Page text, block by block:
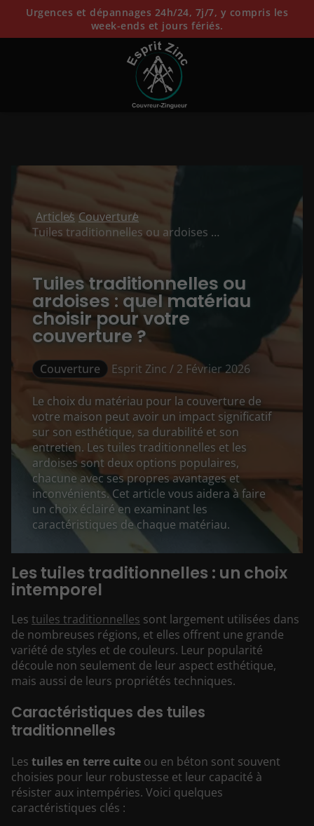
Urgences et dépannages 24h/24, 7j/7, y compris les
week-ends et jours fériés.
Articles Couverture
Tuiles traditionnelles ou ardoises : quel matériau choisir pour votre couverture ?
Tuiles traditionnelles ou
ardoises : quel matériau
choisir pour votre
couverture ?
Couverture Esprit Zinc / 2 Février 2026
Le choix du matériau pour la couverture de
votre maison peut avoir un impact significatif
sur son esthétique, sa durabilité et son
entretien. Les tuiles traditionnelles et les
ardoises sont deux options populaires,
chacune avec ses propres avantages et
inconvénients. Cet article vous aidera à faire
un choix éclairé en examinant les
caractéristiques de chaque matériau.
Les tuiles traditionnelles : un choix
intemporel
Les tuiles traditionnelles sont largement utilisées dans
de nombreuses régions, et elles offrent une grande
variété de styles et de couleurs. Leur popularité
découle non seulement de leur aspect esthétique,
mais aussi de leurs propriétés techniques.
Caractéristiques des tuiles
traditionnelles
Les tuiles en terre cuite ou en béton sont souvent
choisies pour leur robustesse et leur capacité à
résister aux intempéries. Voici quelques
caractéristiques clés :